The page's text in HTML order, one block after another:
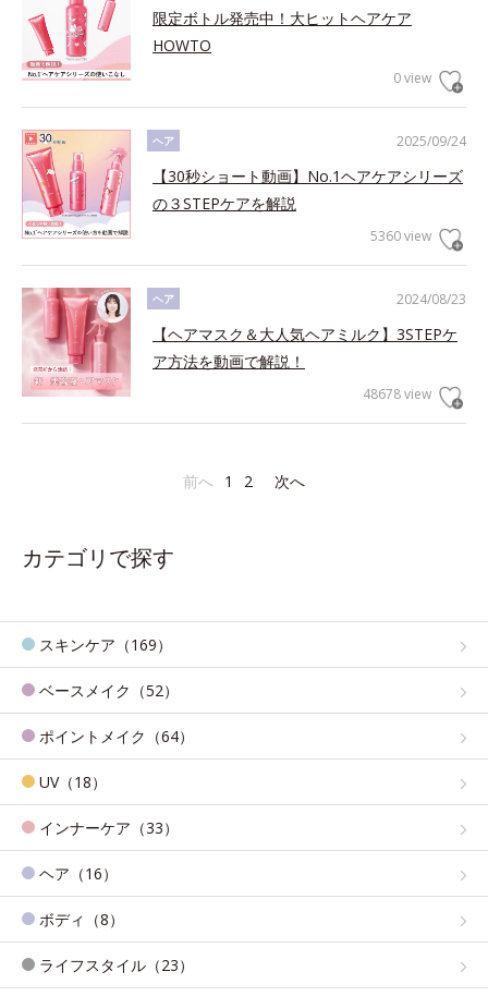
限定ボトル発売中！大ヒットヘアケア
HOWTO
0 view
2025/09/24
ヘア
【30秒ショート動画】No.1ヘアケアシリーズ
の３STEPケアを解説
5360 view
2024/08/23
ヘア
【ヘアマスク＆大人気ヘアミルク】3STEPケ
ア方法を動画で解説！
48678 view
前へ 1 2 次へ
カテゴリで探す
スキンケア（169）
ベースメイク（52）
ポイントメイク（64）
UV（18）
インナーケア（33）
ヘア（16）
ボディ（8）
ライフスタイル（23）